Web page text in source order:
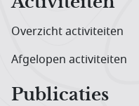
Overzicht activiteiten
Afgelopen activiteiten
Publicaties